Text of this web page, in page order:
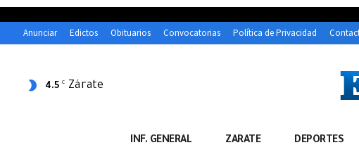
Anunciar Edictos Obituarios Convocatorias Política de Privacidad
4.5 C Zárate
INF. GENERAL ZARATE DEPORTES